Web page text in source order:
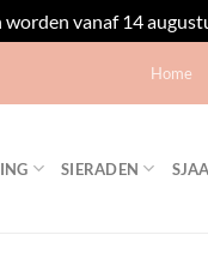
vanaf 14
Home
SIERADEN